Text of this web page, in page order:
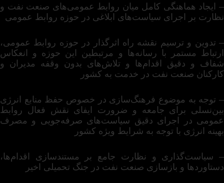
– ایجاد هماهنگی کامل میان روابط عمومی‌های صنعت نفت و
نظارت بر اجرای سیاست‌های ابلاغی در حوزه روابط عمومی
– تدوین و ترسیم نقشه راه اثرگذار در حوزه روابط عمومی،
ارتباط مستمر با رسانه‌ها و مرتبطین این حوزه و انعکاس
شفاف و دقیق اقدام‌ها و تلاش‌های بدون وقفه مدیران و
کارکنان صنعت نفت در خدمت به کشور
– توجه به موضوع فرهنگ‌سازی در خصوص حفظ منابع انرژی
بین‌نسلی برای جامعه و ضرورت ایفای نقش فعال روابط
عمومی در اجرای دقیق سیاست‌های صرفه‌جویی و مصرف
بهینه انرژی با توجه به شرایط ویژه کشور
– سیاست‌گذاری و نظارت جامع بر مستندسازی اقدام‌ها،
دستاوردها و بازسازی صنعت نفت در جنگ تحمیلی اخیر